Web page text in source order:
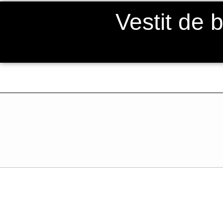
Vestit de